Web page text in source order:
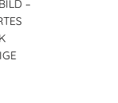
–